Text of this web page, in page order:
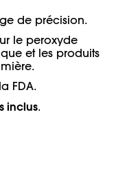
de précision.
le peroxyde
et les produits
FDA.
inclus.